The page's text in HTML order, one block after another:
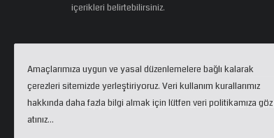
içerikleri belirtebilirsiniz.
Copyright 2024 | eCloud Tech. Tüm hakları
Amaçlarımıza uygun ve yasal düzenlemelere bağlı kalarak
çerezleri sitemizde yerleştiriyoruz. Veri kullanım kurallarımız
hakkında daha fazla bilgi almak için lütfen veri politikamıza göz
atınız...